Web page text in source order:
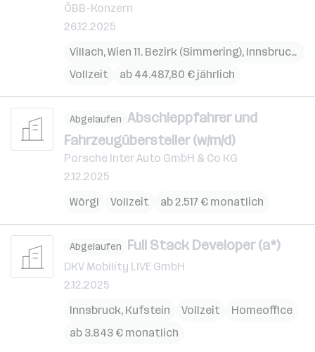
ÖBB-Konzern
26.12.2025
Villach,Wien 11. Bezirk (Simmering), Innsbruck
Vollzeit
ab 44.487,80 € jährlich
Abgelaufen Abschleppfahrer und
Fahrzeugübersteller (w/m/d)
Porsche Inter Auto GmbH & Co KG
2.12.2025
Wörgl
Vollzeit ab 2.517 € monatlich
Abgelaufen Full Stack Developer (a*)
DKV Mobility LIVE GmbH
2.12.2025
Innsbruck, Kufstein Vollzeit
Homeoffice
ab 3.843 € monatlich